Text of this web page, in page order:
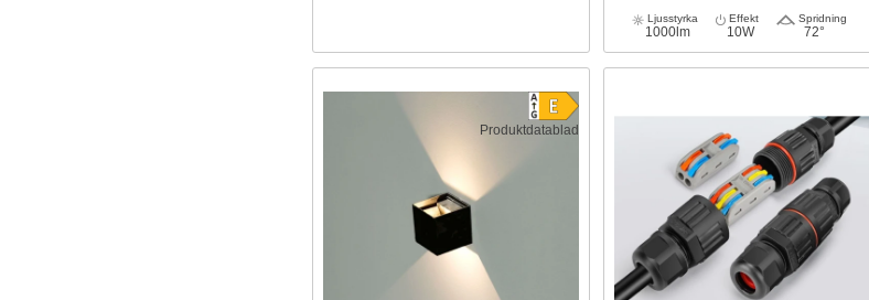
Ljusstyrka
1000lm
Effekt
10W
Spridning
72°
Produktdatablad